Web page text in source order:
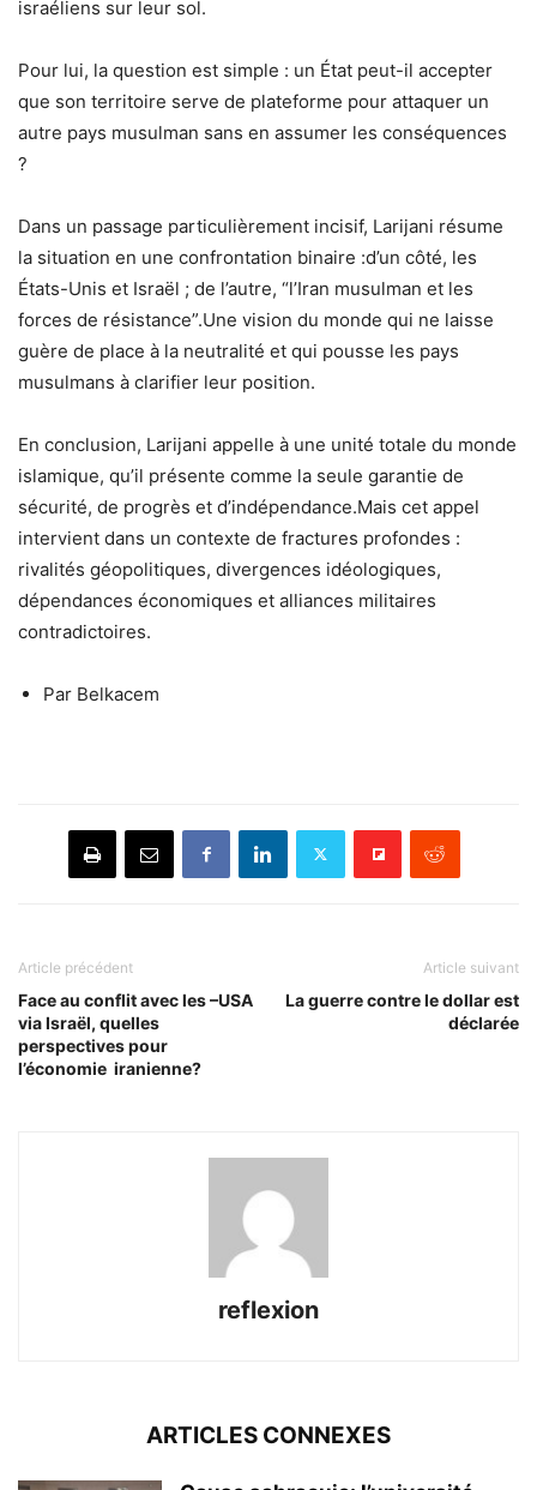
israéliens sur leur sol.
Pour lui, la question est simple : un État peut-il accepter
que son territoire serve de plateforme pour attaquer un
autre pays musulman sans en assumer les conséquences
?
Dans un passage particulièrement incisif, Larijani résume
la situation en une confrontation binaire :d’un côté, les
États-Unis et Israël ; de l’autre, “l’Iran musulman et les
forces de résistance”.Une vision du monde qui ne laisse
guère de place à la neutralité et qui pousse les pays
musulmans à clarifier leur position.
En conclusion, Larijani appelle à une unité totale du monde
islamique, qu’il présente comme la seule garantie de
sécurité, de progrès et d’indépendance.Mais cet appel
intervient dans un contexte de fractures profondes :
rivalités géopolitiques, divergences idéologiques,
dépendances économiques et alliances militaires
contradictoires.
Par Belkacem
Article précédent
Face au conflit avec les –USA
via Israël, quelles
perspectives pour
l’économie iranienne?
Article suivant
La guerre contre le dollar est
déclarée
reflexion
ARTICLES CONNEXES